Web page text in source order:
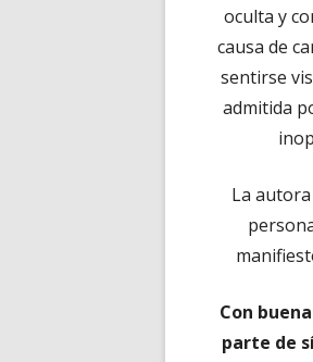
oculta y
causa de
sentirse
admitida
La
Con
parte de